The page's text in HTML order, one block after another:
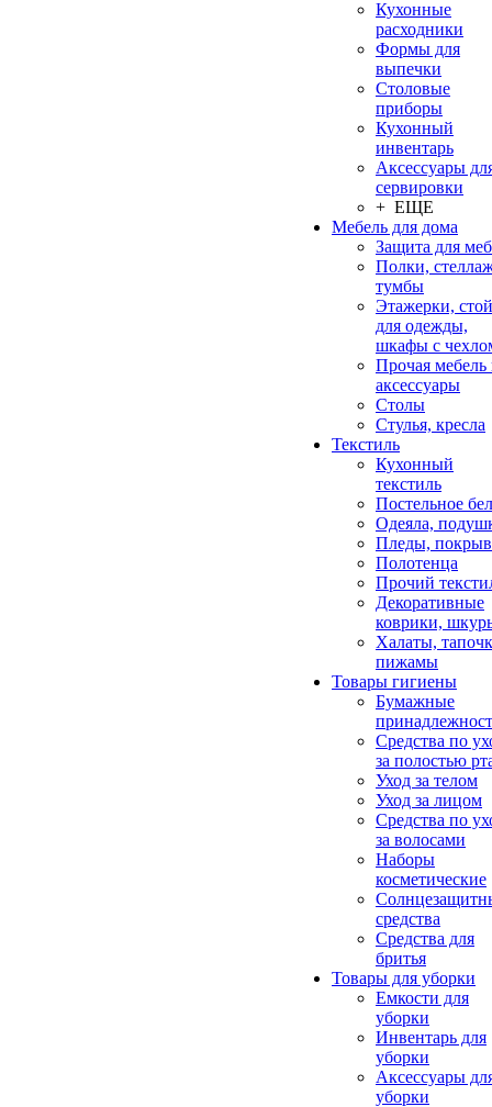
Кухонные
расходники
Формы для
выпечки
Столовые
приборы
Кухонный
инвентарь
Аксессуары
сервировки
+ ЕЩЕ
Мебель для дома
Защита для
Полки,
тумбы
Этажерки,
для одежды,
шкафы с
Прочая мебель
аксессуары
Столы
Стулья, кресла
Текстиль
Кухонный
текстиль
Постельное
Одеяла,
Пледы,
Полотенца
Прочий
Декоративные
коврики,
Халаты,
пижамы
Товары гигиены
Бумажные
Средства по
за полостью
Уход за телом
Уход за лицом
Средства по
за волосами
Наборы
косметические
средства
Средства для
бритья
Товары для уборки
Емкости для
уборки
Инвентарь для
уборки
Аксессуары
уборки